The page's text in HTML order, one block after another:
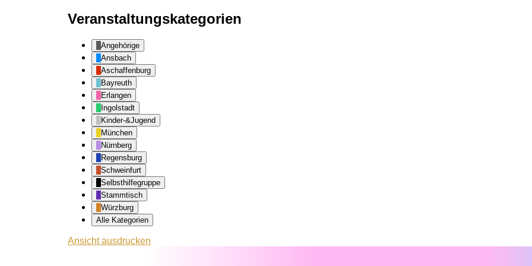
Veranstaltungskategorien
Angehörige
Ansbach
Aschaffenburg
Bayreuth
Erlangen
Ingolstadt
Kinder-&Jugend
München
Nürnberg
Regensburg
Schweinfurt
Selbsthilfegruppe
Stammtisch
Würzburg
Alle Kategorien
Ansichtausdrucken